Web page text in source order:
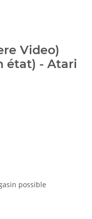
Video)
état) - Atari
possible